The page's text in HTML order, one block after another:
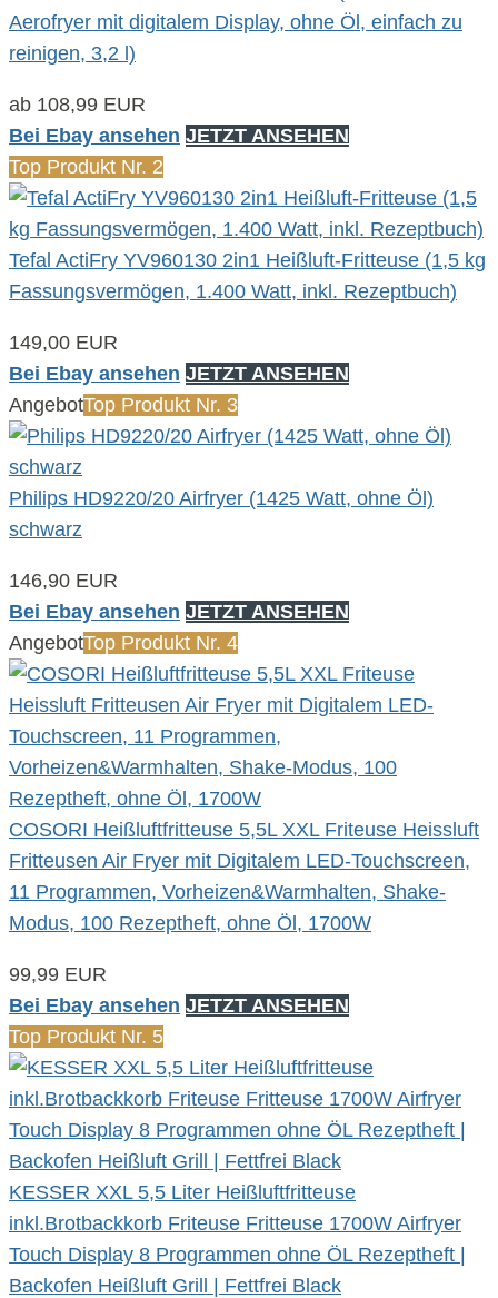
Aerofryer mit digitalem Display, ohne Öl, einfach zu
reinigen, 3,2 l)
ab 108,99 EUR
Bei Ebay ansehen JETZT ANSEHEN
Top Produkt Nr. 2
Tefal ActiFry YV960130 2in1 Heißluft-Fritteuse (1,5 kg
Fassungsvermögen, 1.400 Watt, inkl. Rezeptbuch)
149,00 EUR
Bei Ebay ansehen JETZT ANSEHEN
AngebotTop Produkt Nr. 3
Philips HD9220/20 Airfryer (1425 Watt, ohne Öl)
schwarz
146,90 EUR
Bei Ebay ansehen JETZT ANSEHEN
AngebotTop Produkt Nr. 4
COSORI Heißluftfritteuse 5,5L XXL Friteuse Heissluft
Fritteusen Air Fryer mit Digitalem LED-Touchscreen,
11 Programmen, Vorheizen&Warmhalten, Shake-
Modus, 100 Rezeptheft, ohne Öl, 1700W
99,99 EUR
Bei Ebay ansehen JETZT ANSEHEN
Top Produkt Nr. 5
KESSER XXL 5,5 Liter Heißluftfritteuse
inkl.Brotbackkorb Friteuse Fritteuse 1700W Airfryer
Touch Display 8 Programmen ohne ÖL Rezeptheft |
Backofen Heißluft Grill | Fettfrei Black